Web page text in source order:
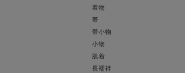
着物
帯
帯小物
小物
肌着
長襦袢